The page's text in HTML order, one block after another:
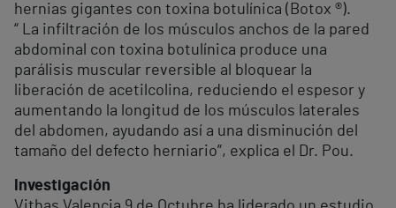
hernias gigantes con toxina botulínica (Botox ®).
“ La infiltración de los músculos anchos de la pared
abdominal con toxina botulínica produce una
parálisis muscular reversible al bloquear la
liberación de acetilcolina, reduciendo el espesor y
aumentando la longitud de los músculos laterales
del abdomen, ayudando así a una disminución del
tamaño del defecto herniario”, explica el Dr. Pou.
Investigación